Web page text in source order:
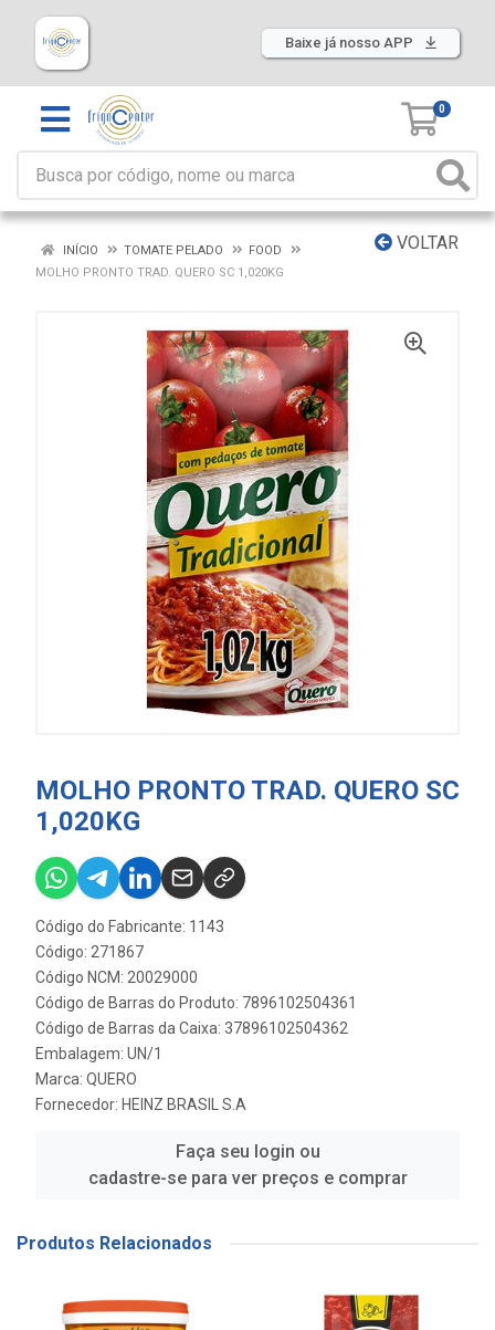
Baixe já nosso APP
0
VOLTAR
INÍCIO TOMATE PELADO
FOOD
MOLHO PRONTO TRAD. QUERO SC 1,020KG
MOLHO PRONTO TRAD. QUERO SC
1,020KG
Código do Fabricante: 1143
Código: 271867
Código NCM: 20029000
Código de Barras do Produto: 7896102504361
Código de Barras da Caixa: 37896102504362
Embalagem: UN/1
Marca: QUERO
Fornecedor: HEINZ BRASIL S.A
Faça seu login ou
cadastre-se para ver preços e comprar
Produtos Relacionados